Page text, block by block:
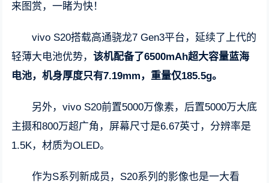
来图赏，一睹为快！
vivo S20搭载高通骁龙7 Gen3平台，延续了上代的
轻薄大电池优势，该机配备了6500mAh超大容量蓝海
电池，机身厚度只有7.19mm，重量仅185.5g。
另外，vivo S20前置5000万像素，后置5000万大底
主摄和800万超广角，屏幕尺寸是6.67英寸，分辨率是
1.5K，材质为OLED。
作为S系列新成员，S20系列的影像也是一大看